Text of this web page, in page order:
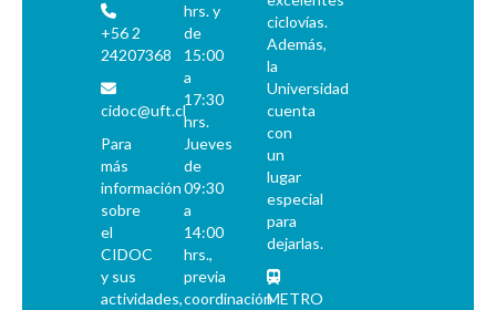
+56 2
24207368
cidoc@uft.cl
Para
más
información
sobre
el
CIDOC
y sus
actividades,
hrs. y
de
15:00
a
17:30
hrs.
Jueves
de
09:30
a
14:00
hrs.,
previa
coordinación
ciclovías.
Además,
la
Universidad
cuenta
con
un
lugar
especial
para
dejarlas.
METRO